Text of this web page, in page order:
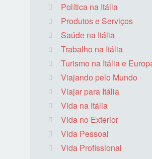
Política na Itália
Produtos e Serviços
Saúde na Itália
Trabalho na Itália
Turismo na Itália e
Viajando pelo Mundo
Viajar para Itália
Vida na Itália
Vida no Exterior
Vida Pessoal
Vida Profissional